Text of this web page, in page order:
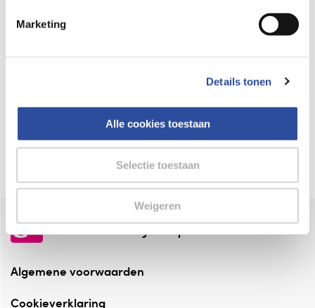
Marketing
Details tonen
Alle cookies toestaan
Selectie toestaan
Weigeren
⁠Verantwoorde zorg, ⁠ook online.
Altijd onze folder bij de hand
Check onze folders ⁠bij AlleFolders.
de vriendelijke specialist
Algemene voorwaarden
Cookieverklaring